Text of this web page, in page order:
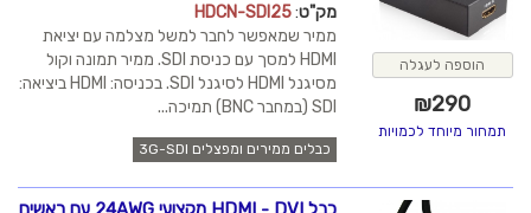
מק"ט :
HDCN-SDI25
ממיר שמאפשר לחבר למשל מצלמה עם יציאת
HDMI למסך עם כניסת SDI. ממיר תמונה וקול
מסיגנל HDMI לסיגנל SDI. בכניסה: HDMI ביציאה: